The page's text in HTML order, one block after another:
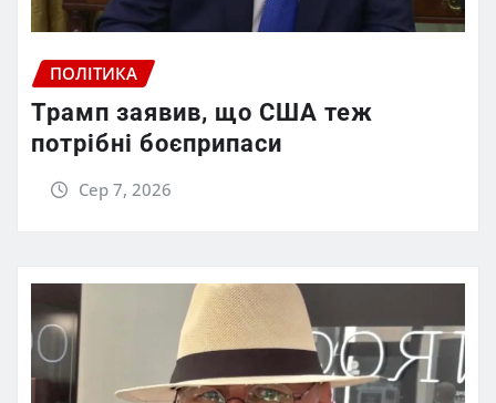
ПОЛІТИКА
Трамп заявив, що США теж
потрібні боєприпаси
Сер 7, 2026